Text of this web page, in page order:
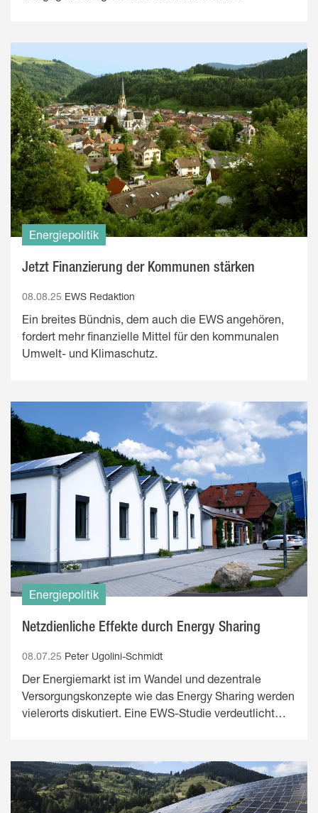
Energiepolitik
Jetzt Finanzierung der Kommunen stärken
08.08.25 EWS Redaktion
Ein breites Bündnis, dem auch die EWS angehören,
fordert mehr finanzielle Mittel für den kommunalen
Umwelt- und Klimaschutz.
Energiepolitik
Netzdienliche Effekte durch Energy Sharing
08.07.25 Peter Ugolini-Schmidt
Der Energiemarkt ist im Wandel und dezentrale
Versorgungskonzepte wie das Energy Sharing werden
vielerorts diskutiert. Eine EWS-Studie verdeutlicht…